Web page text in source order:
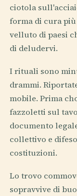
ciotola
forma di cura
velluto di paesi
di deludervi.
I rituali sono
drammi.
mobile. Prima
fazzoletti sul
documento
collettivo e
costituzioni.
Lo trovo
sopravvive di